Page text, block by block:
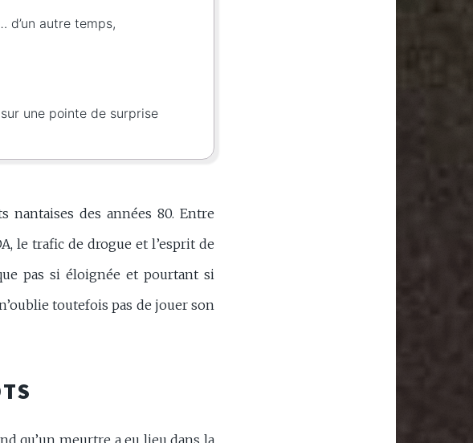
autre temps,
une pointe de surprise
nantaises des années 80. Entre
le trafic de drogue et l’esprit de
pas si éloignée et pourtant si
toutefois pas de jouer son
qu’un meurtre a eu lieu dans la